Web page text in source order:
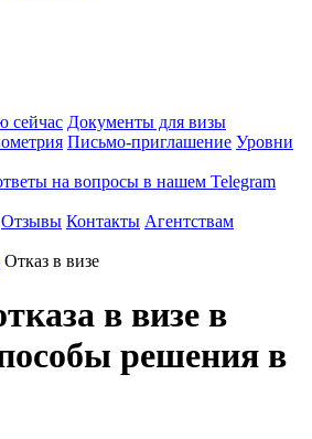
сейчас Документы для визы
Письмо-приглашение Уровни
на вопросы в нашем Telegram
Отзывы Контакты Агентствам
Отказ в визе
в визе в
решения в